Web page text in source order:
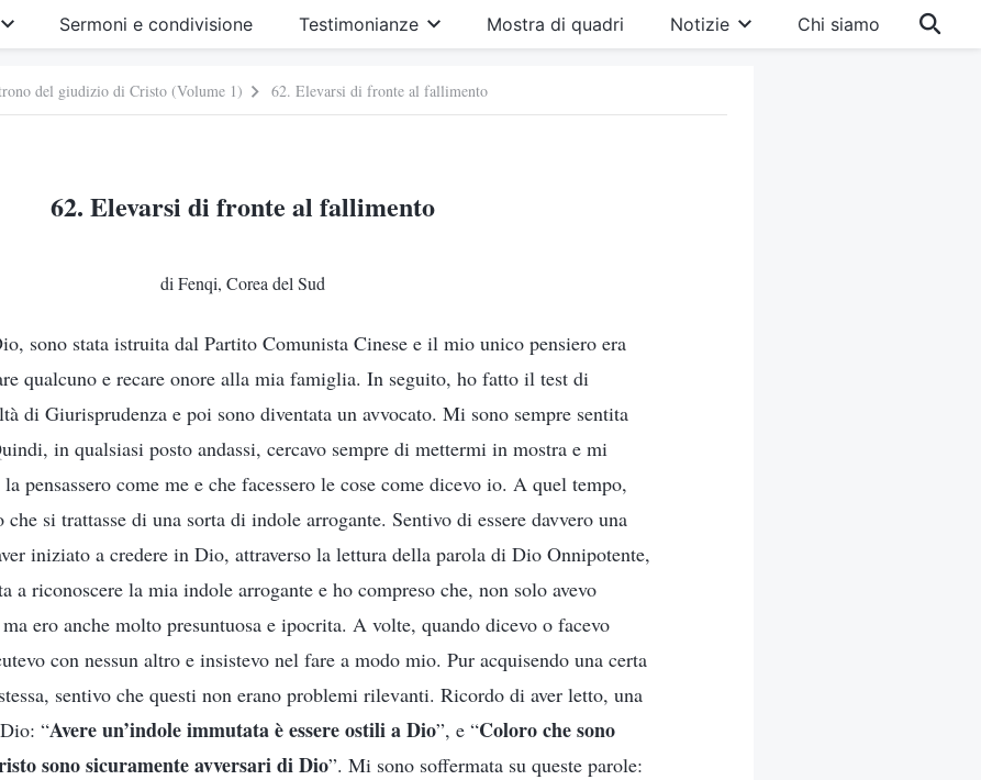
Sermoni e condivisione Testimonianze Mostra di quadri Notizie Chi siamo
del giudizio di Cristo (Volume 1) 62. Elevarsi di fronte al fallimento
62. Elevarsi di fronte al fallimento
di Fenqi, Corea del Sud
sono stata istruita dal Partito Comunista Cinese e il mio unico pensiero era
qualcuno e recare onore alla mia famiglia. In seguito, ho fatto il test di
di Giurisprudenza e poi sono diventata un avvocato. Mi sono sempre sentita
in qualsiasi posto andassi, cercavo sempre di mettermi in mostra e mi
pensassero come me e che facessero le cose come dicevo io. A quel tempo,
si trattasse di una sorta di indole arrogante. Sentivo di essere davvero una
iniziato a credere in Dio, attraverso la lettura della parola di Dio Onnipotente,
a riconoscere la mia indole arrogante e ho compreso che, non solo avevo
ero anche molto presuntuosa e ipocrita. A volte, quando dicevo o facevo
con nessun altro e insistevo nel fare a modo mio. Pur acquisendo una certa
sentivo che questi non erano problemi rilevanti. Ricordo di aver letto, una
“Avere un’indole immutata è essere ostili a Dio”, e “Coloro che sono
sono sicuramente avversari di Dio”. Mi sono soffermata su queste parole: